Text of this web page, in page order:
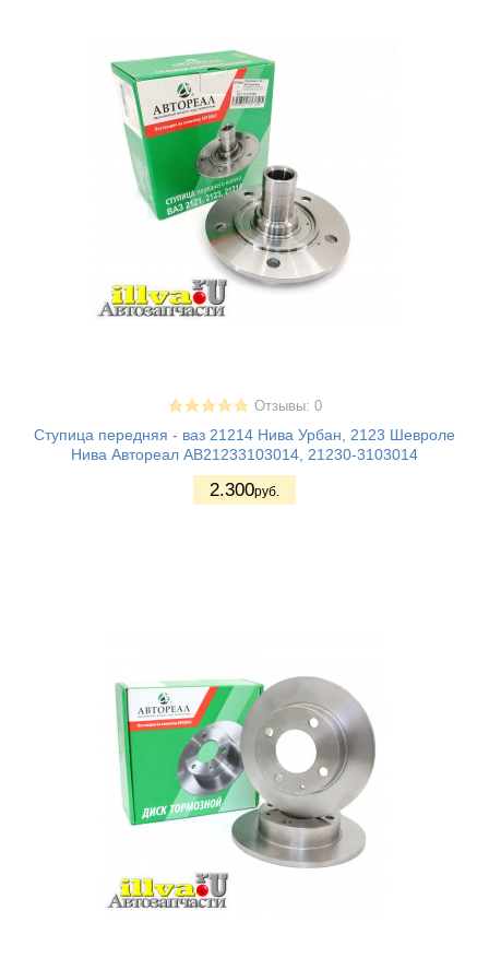
Отзывы: 0
Ступица передняя - ваз 21214 Нива Урбан, 2123 Шевроле
Нива Автореал АВ21233103014, 21230-3103014
2.300руб.